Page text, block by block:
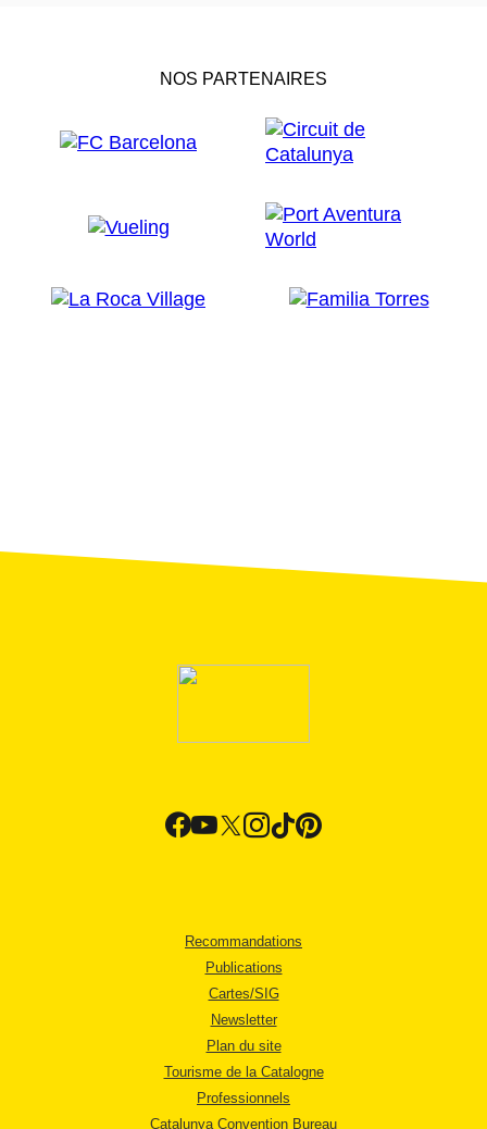
NOS PARTENAIRES
Recommandations
Publications
Cartes/SIG
Newsletter
Plan du site
Tourisme de la Catalogne
Professionnels
Catalunya Convention Bureau